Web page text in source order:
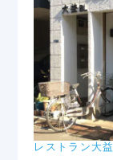
レストラン大益